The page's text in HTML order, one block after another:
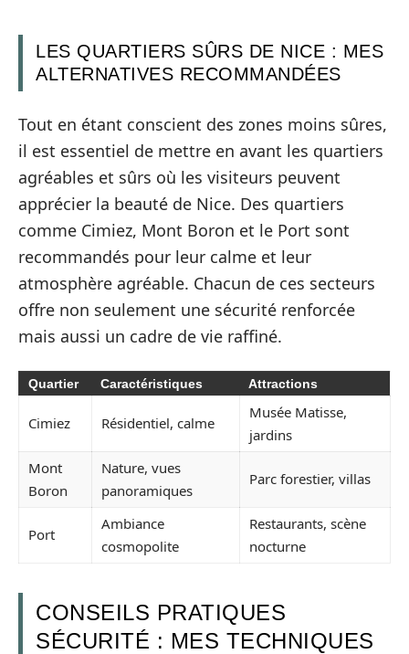
LES QUARTIERS SÛRS DE NICE : MES
ALTERNATIVES RECOMMANDÉES
Tout en étant conscient des zones moins sûres,
il est essentiel de mettre en avant les quartiers
agréables et sûrs où les visiteurs peuvent
apprécier la beauté de Nice. Des quartiers
comme Cimiez, Mont Boron et le Port sont
recommandés pour leur calme et leur
atmosphère agréable. Chacun de ces secteurs
offre non seulement une sécurité renforcée
mais aussi un cadre de vie raffiné.
Quartier Caractéristiques Attractions
Cimiez Résidentiel, calme
Musée Matisse,
jardins
Mont
Boron
Nature, vues
panoramiques
Parc forestier, villas
Port
Ambiance
cosmopolite
Restaurants, scène
nocturne
CONSEILS PRATIQUES
SÉCURITÉ : MES TECHNIQUES